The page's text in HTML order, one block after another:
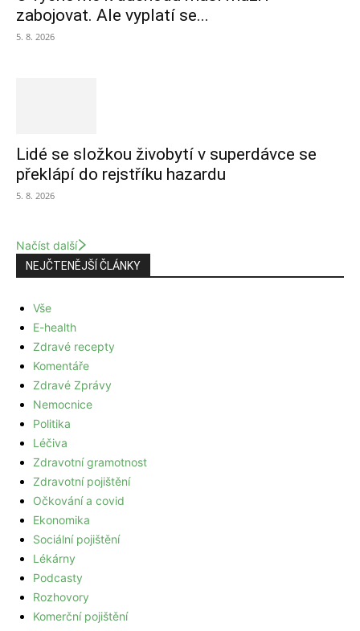
zabojovat. Ale vyplatí se...
5. 8. 2026
Lidé se složkou živobytí v superdávce se
překlápí do rejstříku hazardu
5. 8. 2026
Načíst další
NEJČTENĚJŠÍ ČLÁNKY
Vše
E-health
Zdravé recepty
Komentáře
Zdravé Zprávy
Nemocnice
Politika
Léčiva
Zdravotní gramotnost
Zdravotní pojištění
Očkování a covid
Ekonomika
Sociální pojištění
Lékárny
Podcasty
Rozhovory
Komerční pojištění